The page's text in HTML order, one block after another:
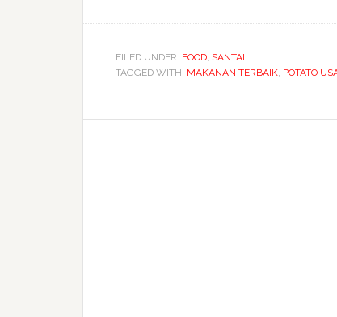
FILED UNDER: FOOD, SANTAI
TAGGED WITH: MAKANAN TERBAIK, POTATO